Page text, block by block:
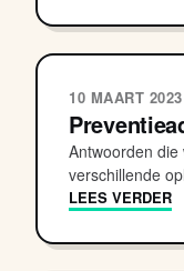
10 MAART 2023
Antwoorden
verschillende
LEES VERDER